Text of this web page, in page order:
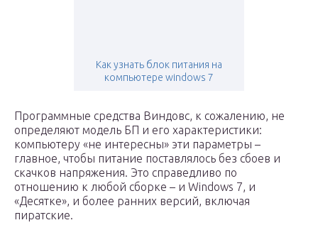
Как узнать блок питания на
компьютере windows 7
Программные средства Виндовс, к сожалению, не
определяют модель БП и его характеристики:
компьютеру «не интересны» эти параметры –
главное, чтобы питание поставлялось без сбоев и
скачков напряжения. Это справедливо по
отношению к любой сборке – и Windows 7, и
«Десятке», и более ранних версий, включая
пиратские.